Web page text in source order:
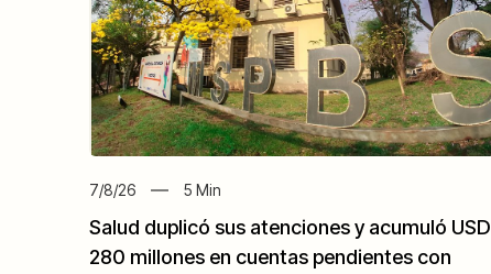
7/8/26 5 Min
Salud duplicó sus atenciones y acumuló USD
280 millones en cuentas pendientes con